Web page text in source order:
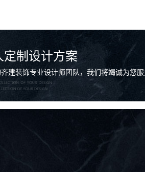
制设计方案
建装饰专业设计师团队，我们将竭诚为您服